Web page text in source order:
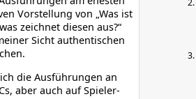
Vorstellung von „Was ist
zeichnet diesen aus?“
Sicht authentischen
die Ausführungen an
aber auch auf Spieler­